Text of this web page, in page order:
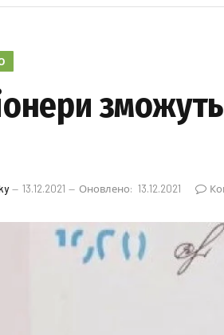
13.12.2021 Оновлено: 13.12.2021